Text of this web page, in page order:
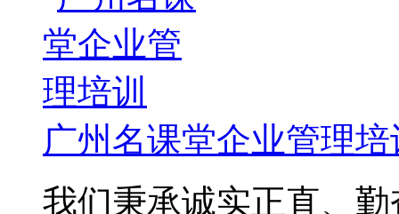
广州名课堂企业管理培
我们秉承诚实正直、